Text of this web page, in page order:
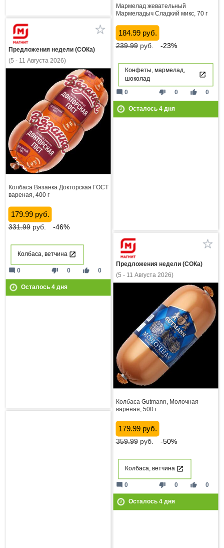
Мармелад жевательный
Мармеладыч Сладкий микс, 70 г
184.99 руб.
239.99руб. -23%
Конфеты, мармелад,
шоколад
thumb_down 0 thumb_up 0
mode_comment 0
Осталось 4дня
Предложения недели (СОКа)
(5 - 11 Августа 2026)
Колбаса Вязанка Докторская ГОСТ
вареная, 400 г
179.99 руб.
331.99руб. -46%
Колбаса, ветчина
thumb_down 0 thumb_up 0
mode_comment 0
Осталось 4дня
Предложения недели (СОКа)
(5 - 11 Августа 2026)
Колбаса Gutmann, Молочная
варёная, 500 г
179.99 руб.
359.99руб. -50%
Колбаса, ветчина
thumb_down 0 thumb_up 0
mode_comment 0
Осталось 4дня